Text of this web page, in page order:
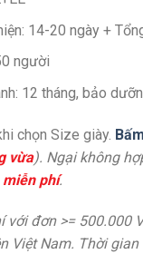
14-20 ngày +
người
12 tháng, bảo
chọn Size giày.
vừa). Ngại không
miễn phí.
với đơn >= 500.000
Việt Nam. Thời